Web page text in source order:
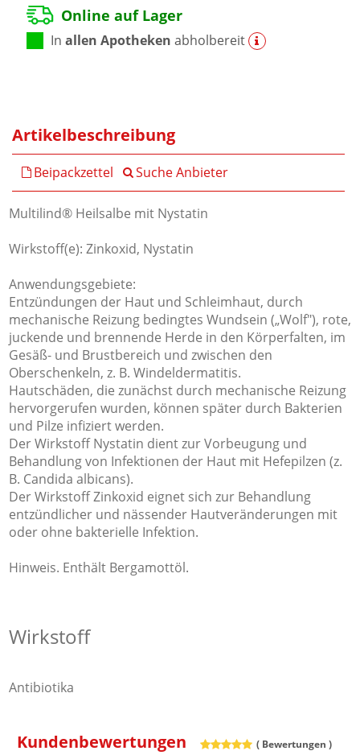
Online auf Lager
Inallen Apotheken abholbereit
Artikelbeschreibung
Beipackzettel Suche Anbieter
Multilind® Heilsalbe mit Nystatin
Wirkstoff(e): Zinkoxid, Nystatin
Anwendungsgebiete:
Entzündungen der Haut und Schleimhaut, durch
mechanische Reizung bedingtes Wundsein („Wolf"), rote,
juckende und brennende Herde in den Körperfalten, im
Gesäß- und Brustbereich und zwischen den
Oberschenkeln, z. B. Windeldermatitis.
Hautschäden, die zunächst durch mechanische Reizung
hervorgerufen wurden, können später durch Bakterien
und Pilze infiziert werden.
Der Wirkstoff Nystatin dient zur Vorbeugung und
Behandlung von Infektionen der Haut mit Hefepilzen (z.
B. Candida albicans).
Der Wirkstoff Zinkoxid eignet sich zur Behandlung
entzündlicher und nässender Hautveränderungen mit
oder ohne bakterielle Infektion.
Hinweis. Enthält Bergamottöl.
Wirkstoff
Antibiotika
Kundenbewertungen ( Bewertungen )